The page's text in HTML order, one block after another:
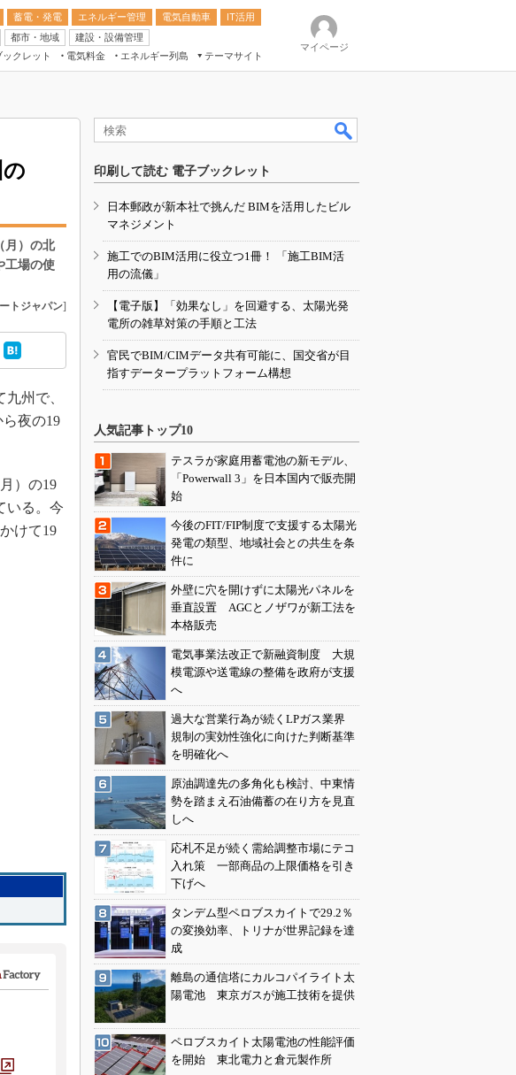
蓄電・発電 エネルギー管理 電気自動車
IT活用
都市・地域
建設・設備管理
ックレット 電気料金 エネルギー列島
テーマサイト
電気料金ガイドブック
BEMS
キーワード解説
マイページ
月）の北
工場の使
トジャパン]
州で、
夜の19
）の19
いる。今
けて19
印刷して読む 電子ブックレット
日本郵政が新本社で挑んだ BIMを活用したビル
マネジメント
施工でのBIM活用に役立つ1冊！ 「施工BIM活
用の流儀」
【電子版】「効果なし」を回避する、太陽光発
電所の雑草対策の手順と工法
官民でBIM/CIMデータ共有可能に、国交省が目
指すデータープラットフォーム構想
人気記事トップ10
テスラが家庭用蓄電池の新モデル、
「Powerwall 3」を日本国内で販売開
始
今後のFIT/FIP制度で支援する太陽光
発電の類型、地域社会との共生を条
件に
外壁に穴を開けずに太陽光パネルを
垂直設置 AGCとノザワが新工法を
本格販売
電気事業法改正で新融資制度 大規
模電源や送電線の整備を政府が支援
へ
過大な営業行為が続くLPガス業界
規制の実効性強化に向けた判断基準
を明確化へ
原油調達先の多角化も検討、中東情
勢を踏まえ石油備蓄の在り方を見直
しへ
応札不足が続く需給調整市場にテコ
入れ策 一部商品の上限価格を引き
下げへ
タンデム型ペロブスカイトで29.2％
の変換効率、トリナが世界記録を達
成
離島の通信塔にカルコパイライト太
陽電池 東京ガスが施工技術を提供
ペロブスカイト太陽電池の性能評価
を開始 東北電力と倉元製作所